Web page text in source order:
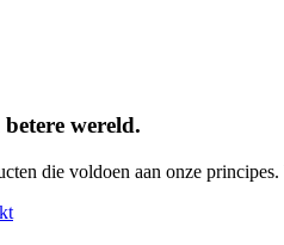
wereld.
die voldoen aan onze